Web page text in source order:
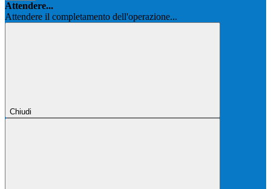
Attendere...
Attendere il completamento dell'operazione...
Chiudi